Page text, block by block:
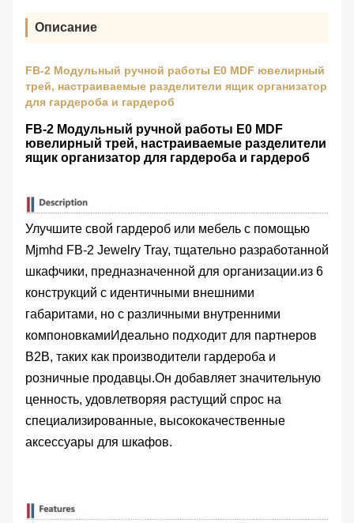
Описание
FB-2 Модульный ручной работы E0 MDF ювелирный
трей, настраиваемые разделители ящик организатор
для гардероба и гардероб
FB-2 Модульный ручной работы E0 MDF
ювелирный трей, настраиваемые разделители
ящик организатор для гардероба и гардероб
Улучшите свой гардероб или мебель с помощью
Mjmhd FB-2 Jewelry Tray, тщательно разработанной
шкафчики, предназначенной для организации.из 6
конструкций с идентичными внешними
габаритами, но с различными внутренними
компоновкамиИдеально подходит для партнеров
B2B, таких как производители гардероба и
розничные продавцы.Он добавляет значительную
ценность, удовлетворяя растущий спрос на
специализированные, высококачественные
аксессуары для шкафов.